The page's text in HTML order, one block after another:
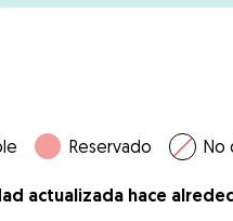
Reservado No
actualizada hace